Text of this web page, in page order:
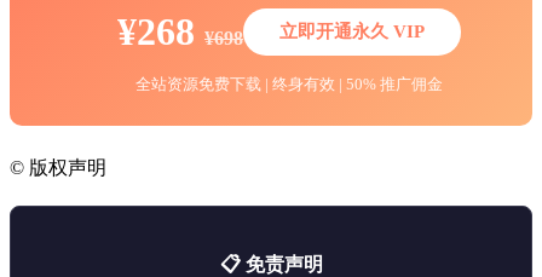
¥268 ¥698 立即开通永久 VIP
全站资源免费下载 | 终身有效 | 50% 推广佣金
© 版权声明
📋 免责声明